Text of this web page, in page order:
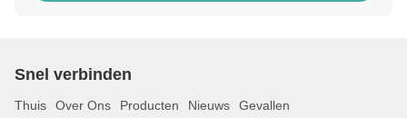
Snel verbinden
Thuis Over Ons Producten Nieuws
Gevallen